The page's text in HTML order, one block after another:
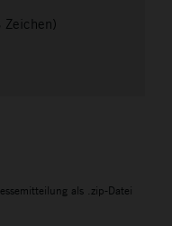
Zeichen)
als .zip-Datei